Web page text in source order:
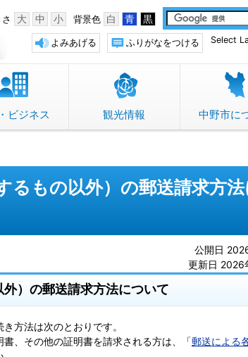
背景色 白 青 黒
大 中 小
Select
ふりがなをつける
よみあげる
ビジネス 観光情報 中野市に
るもの以外）の郵送請求方
公開日
更新日 2026
）の郵送請求方法について
方法は次のとおりです。
、その他の証明書を請求される方は、「郵送による